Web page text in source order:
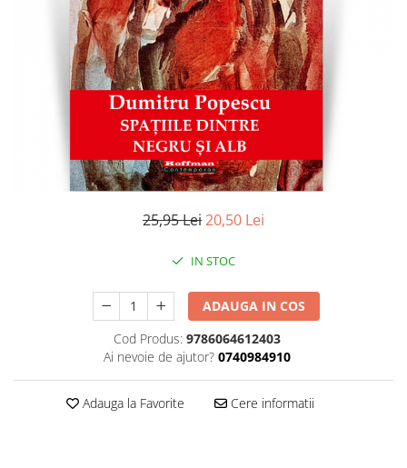
Literatura
Contemporana
Universala
Non-fictiune
Publicistica / Reportaje / Interviuri
Sociologie si filozofie
25,95 Lei20,50 Lei
IN STOC
ADAUGA IN COS
Cod Produs: 9786064612403
Ai nevoie de ajutor? 0740984910
Adauga la Favorite Cere informatii